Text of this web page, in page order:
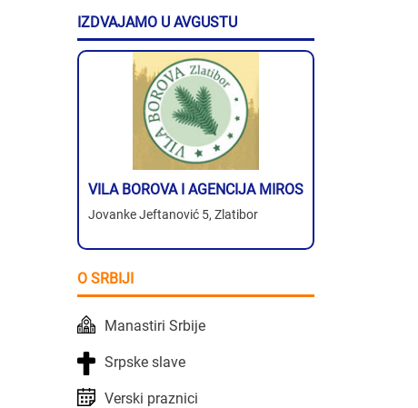
IZDVAJAMO U AVGUSTU
VILA BOROVA I AGENCIJA MIROS
Jovanke Jeftanović 5, Zlatibor
O SRBIJI
Manastiri Srbije
Srpske slave
Verski praznici